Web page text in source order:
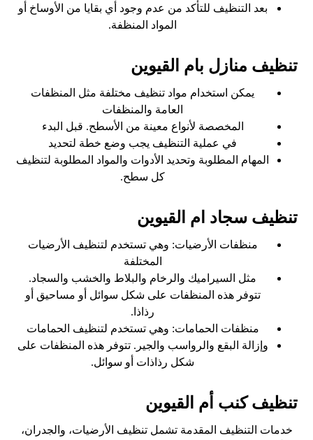
بعد التنظيف للتأكد من عدم وجود أي بقايا من الأوساخ أو
المواد المنظفة.
تنظيف منازل بام القيوين
يمكن استخدام مواد تنظيف مختلفة مثل المنظفات
العامة والمنظفات
المخصصة لأنواع معينة من الأسطح. قبل البدء
في عملية التنظيف يجب وضع خطة لتحديد
المهام المطلوبة وتحديد الأدوات والمواد المطلوبة لتنظيف
كل سطح.
تنظيف سجاد ام القيوين
منظفات الأرضيات: وهي تستخدم لتنظيف الأرضيات
المختلفة
مثل السيراميك والرخام والبلاط والخشب والسجاد.
تتوفر هذه المنظفات على شكل سوائل أو مساحيق أو
رذاذا.
منظفات الحمامات: وهي تستخدم لتنظيف الحمامات
وإزالة البقع والرواسب والجير. تتوفر هذه المنظفات على
شكل رذاذات أو سوائل.
تنظيف كنب أم القيوين
خدمات التنظيف المقدمة تشمل تنظيف الأرضيات، والجدران،